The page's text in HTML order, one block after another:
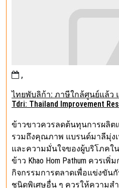
,
ไทยพับลิก้า: ภาษีใกล้ศูนย์แล้ว
Tdri: Thailand Improvement
ข้าวขาวควรลดต้นทุนการผลิต
รวมถึงคุณภาพ แบรนด์มาลีมุ่ง
และความมั่นใจของผู้บริโภคใ
ข้าว Khao Hom Pathum ควรเ
กิจกรรมการตลาดเพื่อแข่งขันกับ
ชนิดพิเศษอื่น ๆ ควรให้ความ